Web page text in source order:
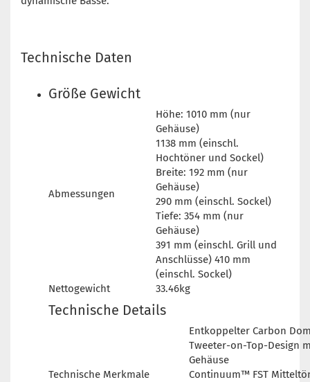
Technische Daten
Größe Gewicht
Abmessungen
Höhe: 1010 mm (nur
Gehäuse)
1138 mm (einschl.
Hochtöner und Sockel)
Breite: 192 mm (nur
Gehäuse)
290 mm (einschl. Sockel)
Tiefe: 354 mm (nur
Gehäuse)
391 mm (einschl. Grill und
Anschlüsse) 410 mm
(einschl. Sockel)
Nettogewicht
33.46kg
Technische Details
Technische Merkmale
Entkoppelter Carbon
Tweeter-on-Top-Design
Gehäuse
Continuum™ FST